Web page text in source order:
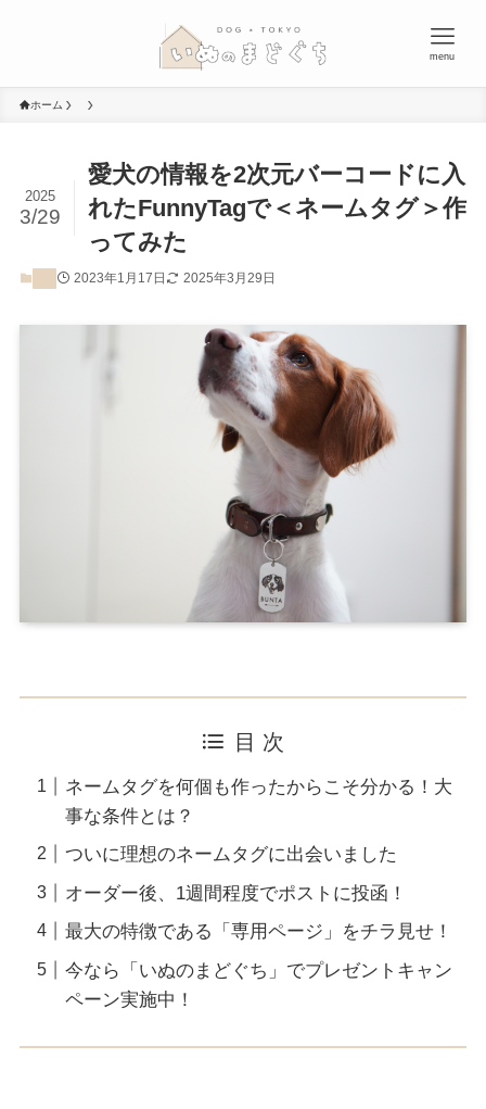
menu
ホーム
愛犬の情報を2次元バーコードに入
れたFunnyTagで＜ネームタグ＞作
ってみた
2025
3/29
2023年1月17日 2025年3月29日
目 次
ネームタグを何個も作ったからこそ分かる！大
事な条件とは？
ついに理想のネームタグに出会いました
オーダー後、1週間程度でポストに投函！
最大の特徴である「専用ページ」をチラ見せ！
今なら「いぬのまどぐち」でプレゼントキャン
ペーン実施中！